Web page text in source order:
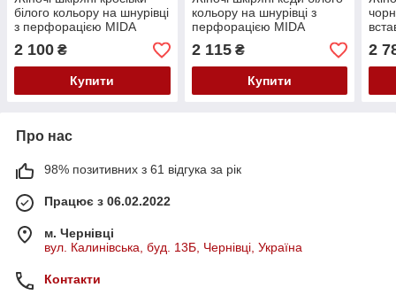
білого кольору на шнурівці
з перфорацією MIDA
2 100 ₴
Купити
кольору на шнурівці з
перфорацією MIDA
2 115₴
Купити
2
Про нас
98% позитивних з 61 відгука за рік
Працює з 06.02.2022
м. Чернівці
вул. Калинівська, буд. 13Б, Чернівці, Україна
Контакти